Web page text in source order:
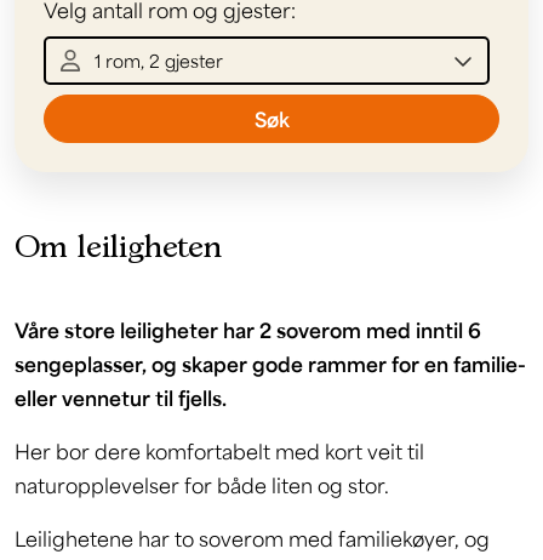
Om leiligheten
Våre store leiligheter har 2 soverom med inntil 6
sengeplasser, og skaper gode rammer for en familie-
eller vennetur til fjells.
Her bor dere komfortabelt med kort veit til
naturopplevelser for både liten og stor.
Leilighetene har to soverom med familiekøyer, og